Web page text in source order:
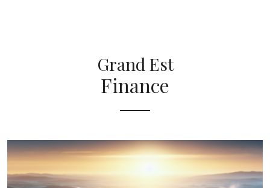
Grand Est
Finance